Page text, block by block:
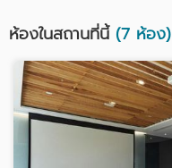
ห้องในสถานที่นี้(7 ห้อง)